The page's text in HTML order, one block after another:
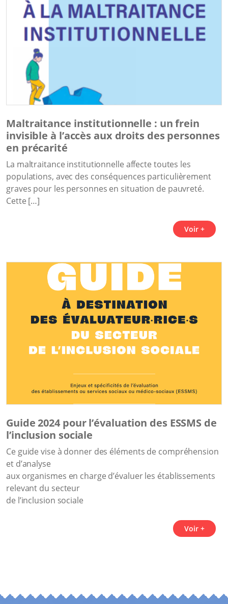
Maltraitance institutionnelle : un frein
invisible à l’accès aux droits des personnes
en précarité
La maltraitance institutionnelle affecte toutes les
populations, avec des conséquences particulièrement
graves pour les personnes en situation de pauvreté.
Cette […]
Voir +
Guide 2024 pour l’évaluation des ESSMS de
l’inclusion sociale
Ce guide vise à donner des éléments de compréhension
et d’analyse
aux organismes en charge d’évaluer les établissements
relevant du secteur
de l’inclusion sociale
Voir +